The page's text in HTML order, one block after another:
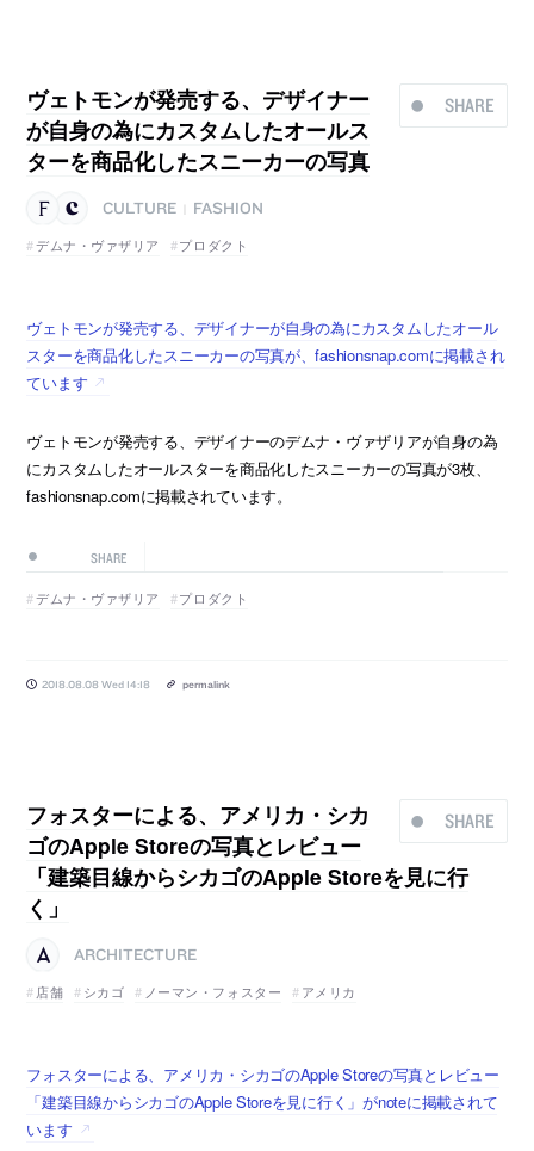
SHARE
ヴェトモンが発売する、デザイナー
が自身の為にカスタムしたオールス
ターを商品化したスニーカーの写真
CULTURE
FASHION
デムナ・ヴァザリア
プロダクト
ヴェトモンが発売する、デザイナーが自身の為にカスタムしたオール
スターを商品化したスニーカーの写真が、fashionsnap.comに掲載され
ています
ヴェトモンが発売する、デザイナーのデムナ・ヴァザリアが自身の為
にカスタムしたオールスターを商品化したスニーカーの写真が3枚、
fashionsnap.comに掲載されています。
SHARE
デムナ・ヴァザリア プロダクト
2018.08.08 Wed 14:18 permalink
SHARE
フォスターによる、アメリカ・シカ
ゴのApple Storeの写真とレビュー
「建築目線からシカゴのApple Storeを見に行
く」
ARCHITECTURE
店舗
シカゴ ノーマン・フォスター アメリカ
フォスターによる、アメリカ・シカゴのApple Storeの写真とレビュー
「建築目線からシカゴのApple Storeを見に行く」がnoteに掲載されて
います